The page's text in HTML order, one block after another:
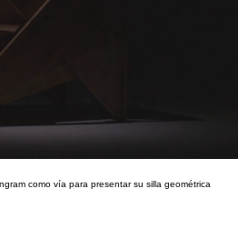
como vía para presentar su silla geométrica